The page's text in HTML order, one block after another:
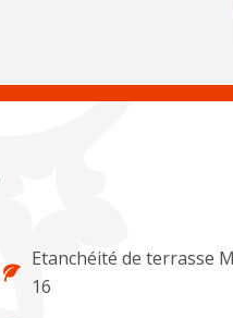
Etanchéité de terrasse
16